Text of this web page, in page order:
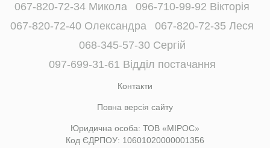
067-820-72-34 Микола
096-710-99-92 Вікторія
067-820-72-40 Олександра
067-820-72-35 Леся
068-345-57-30 Сергій
097-699-31-61 Відділ постачання
Контакти
Повна версія сайту
Юридична особа: ТОВ «МІРОС»
Код ЄДРПОУ: 10601020000001356